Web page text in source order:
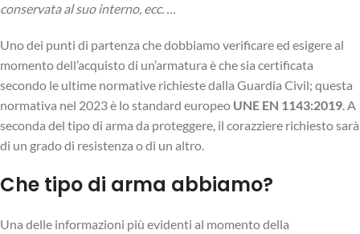
conservata al suo interno, ecc. …
Uno dei punti di partenza che dobbiamo verificare ed esigere al
momento dell’acquisto di un’armatura è che sia certificata
secondo le ultime normative richieste dalla Guardia Civil; questa
normativa nel 2023 è lo standard europeo UNE EN 1143:2019. A
seconda del tipo di arma da proteggere, il corazziere richiesto sarà
di un grado di resistenza o di un altro.
Che tipo di arma abbiamo?
Una delle informazioni più evidenti al momento della